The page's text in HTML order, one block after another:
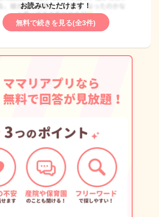
お読みいただけます！
無料で続きを見る(全3件)